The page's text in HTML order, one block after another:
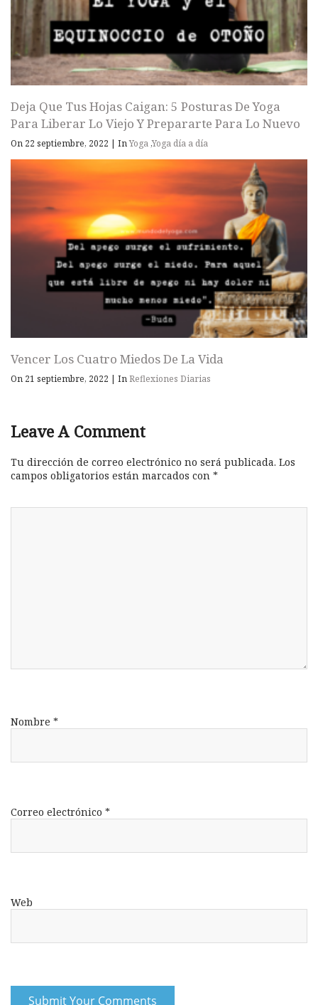
Deja Que Tus Hojas Caigan: 5 Posturas De Yoga
Para Liberar Lo Viejo Y Prepararte Para Lo Nuevo
On 22 septiembre, 2022 | InYoga ,Yoga día a día
Vencer Los Cuatro Miedos De La Vida
On 21 septiembre, 2022 | InReflexiones Diarias
Leave A Comment
Tu dirección de correo electrónico no será publicada. Los
campos obligatorios están marcados con *
Nombre *
Correo electrónico *
Web